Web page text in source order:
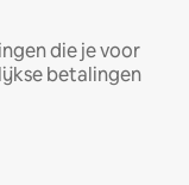
die je voor
betalingen